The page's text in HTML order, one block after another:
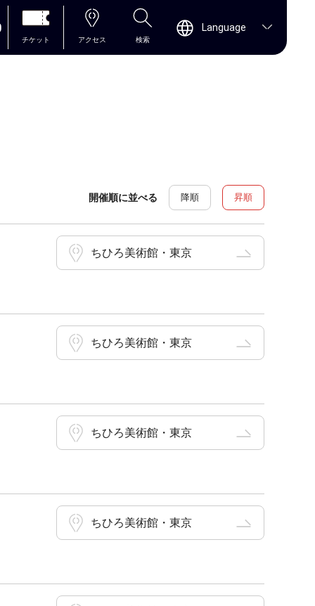
チケット アクセス 検索
Language
開催順に並べる 降順 昇順
ちひろ美術館・東京
ちひろ美術館・東京
ちひろ美術館・東京
ちひろ美術館・東京